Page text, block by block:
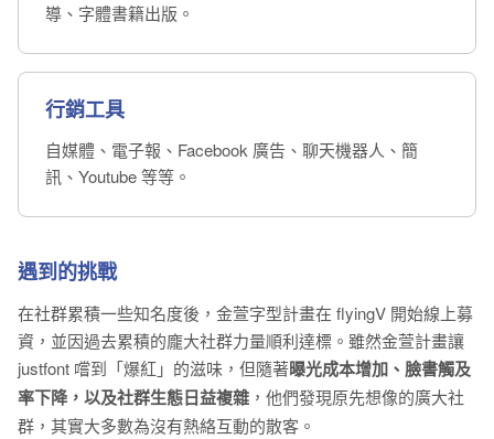
導、字體書籍出版。
行銷工具
自媒體、電子報、Facebook 廣告、聊天機器人、簡
訊、Youtube 等等。
遇到的挑戰
在社群累積一些知名度後，金萱字型計畫在 flyingV 開始線上募
資，並因過去累積的龐大社群力量順利達標。雖然金萱計畫讓
justfont 嚐到「爆紅」的滋味，但隨著曝光成本增加、臉書觸及
率下降，以及社群生態日益複雜 ，他們發現原先想像的廣大社
群，其實大多數為沒有熱絡互動的散客。